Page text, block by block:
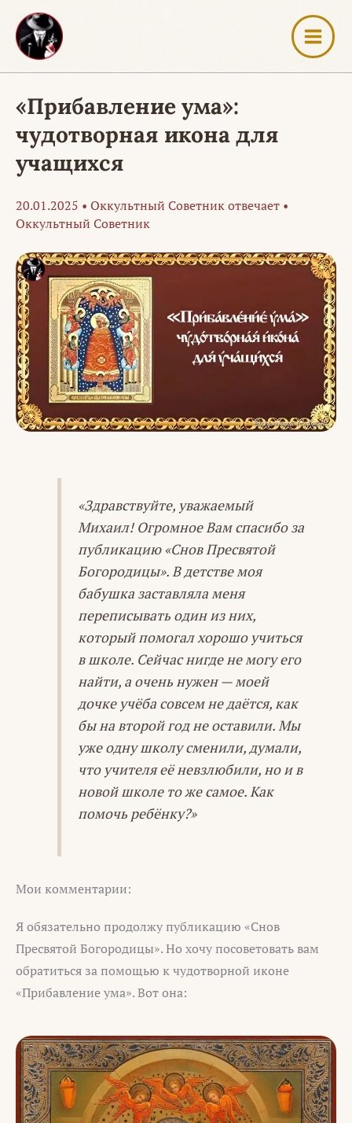
Перейти
содержимому
«Прибавление ума»:
чудотворная икона для
учащихся
20.01.2025 • Оккультный Советник отвечает •
Оккультный Советник
«Здравствуйте, уважаемый
Михаил! Огромное Вам спасибо за
публикацию «Снов Пресвятой
Богородицы». В детстве моя
бабушка заставляла меня
переписывать один из них,
который помогал хорошо учиться
в школе. Сейчас нигде не могу его
найти, а очень нужен — моей
дочке учёба совсем не даётся, как
бы на второй год не оставили. Мы
уже одну школу сменили, думали,
что учителя её невзлюбили, но и в
новой школе то же самое. Как
помочь ребёнку?»
Мои комментарии:
Я обязательно продолжу публикацию «Снов
Пресвятой Богородицы». Но хочу посоветовать вам
обратиться за помощью к чудотворной иконе
«Прибавление ума». Вот она: